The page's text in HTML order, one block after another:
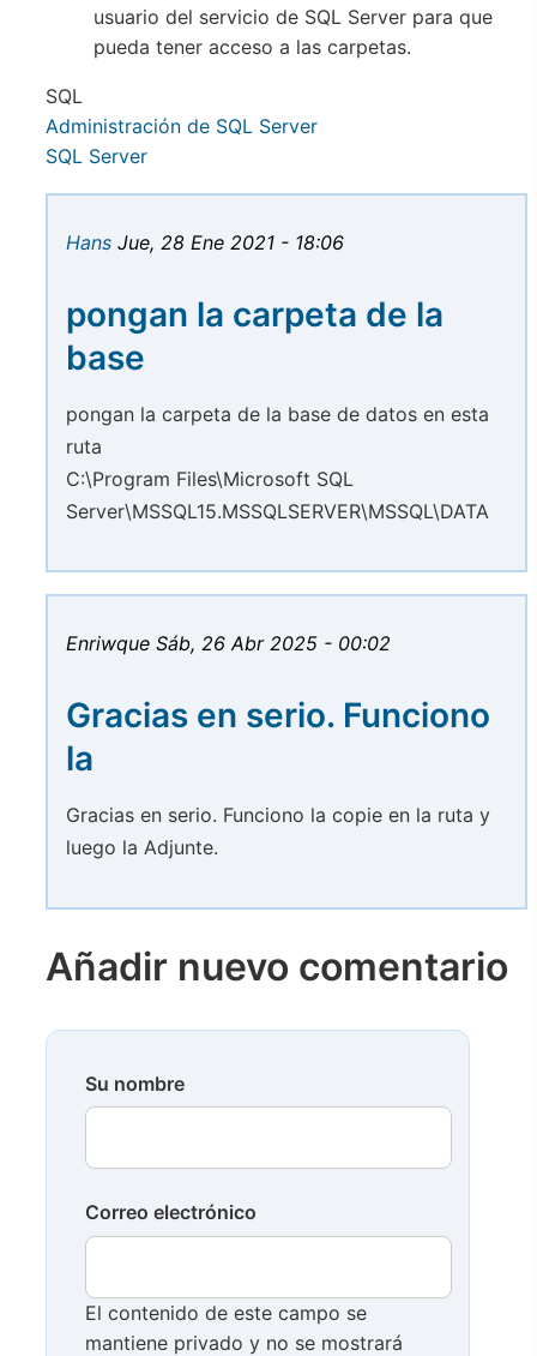
usuario del servicio de SQL Server para que
pueda tener acceso a las carpetas.
SQL
Administración de SQL Server
SQL Server
Hans Jue, 28 Ene 2021 - 18:06
pongan la carpeta de la
base
pongan la carpeta de la base de datos en esta
ruta
C:\Program Files\Microsoft SQL
Server\MSSQL15.MSSQLSERVER\MSSQL\DATA
Enriwque Sáb, 26 Abr 2025 - 00:02
Gracias en serio. Funciono
la
Gracias en serio. Funciono la copie en la ruta y
luego la Adjunte.
Añadir nuevo comentario
Su nombre
Correo electrónico
El contenido de este campo se
mantiene privado y no se mostrará